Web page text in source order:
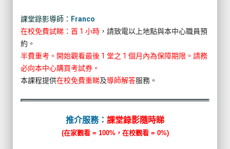
課堂錄影導師： Franco
在校免費試睇：首 1 小時 ，請致電以上地點與本中心職員預
約。
半費重考。開始觀看最後 1 堂之 1 個月內為保障期限。請務
必向本中心購買考試券。
本課程提供在校免費重睇及導師解答服務。
推介服務： 課堂錄影隨時睇
(在家觀看 = 100%，在校觀看 = 0%)